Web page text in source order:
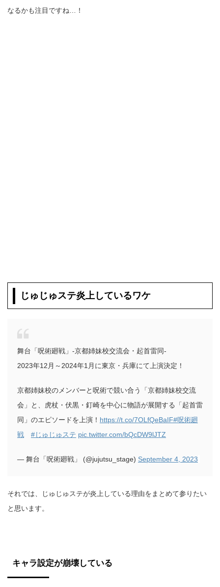
なるかも注目ですね…！
じゅじゅステ炎上しているワケ
舞台「呪術廻戦」-京都姉妹校交流会・起首雷同-
2023年12月～2024年1月に東京・兵庫にて上演決定！
京都姉妹校のメンバーと呪術で競い合う「京都姉妹校交流
会」と、虎杖・伏黒・釘崎を中心に物語が展開する「起首雷
同」のエピソードを上演！ https://t.co/7OLfQeBaIF#呪術廻
戦
#じゅじゅステ pic.twitter.com/bQcDW9lJTZ
— 舞台「呪術廻戦」 (@jujutsu_stage) September 4, 2023
それでは、じゅじゅステが炎上している理由をまとめて参りたい
と思います。
キャラ設定が崩壊している